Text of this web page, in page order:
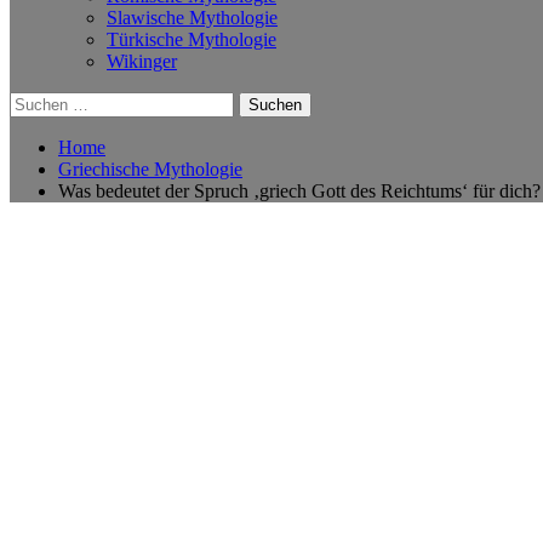
Slawische Mythologie
Türkische Mythologie
Wikinger
Suchen
nach:
Home
Griechische Mythologie
Was bedeutet der Spruch ‚griech Gott des Reichtums‘ für